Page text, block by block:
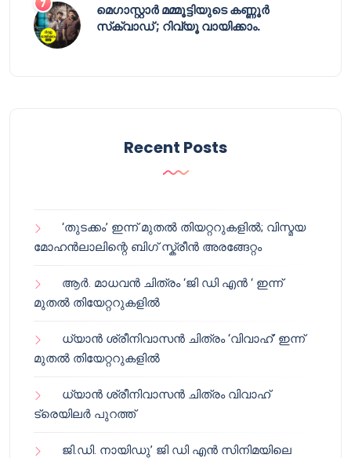
മെഗാസ്റ്റാർ മമ്മൂട്ടിയുടെ കണ്ണൂർ
സ്‌ക്വാഡ് ; റിവ്യൂ വായിക്കാം.
Recent Posts
‘തുടക്കം’ ഇന്ന് മുതൽ തിയറ്ററുകളിൽ; വിസ്മയ
മോഹൻലാലിന്റെ ബിഗ് സ്ക്രീൻ അരങ്ങേറ്റം
ആർ. മാധവൻ ചിത്രം ‘ജി ഡി എൻ ‘ ഇന്ന്
മുതൽ തിയേറ്ററുകളിൽ
ധ്യാൻ ശ്രീനിവാസൻ ചിത്രം ‘വിവാഹ്’ ഇന്ന്
മുതൽ തിയേറ്ററുകളിൽ
ധ്യാൻ ശ്രീനിവാസൻ ചിത്രം വിവാഹ്
ട്രെയിലർ പുറത്ത്
ജി.ഡി. നായിഡു’ ജി ഡി എൻ സിനിമയിലെ